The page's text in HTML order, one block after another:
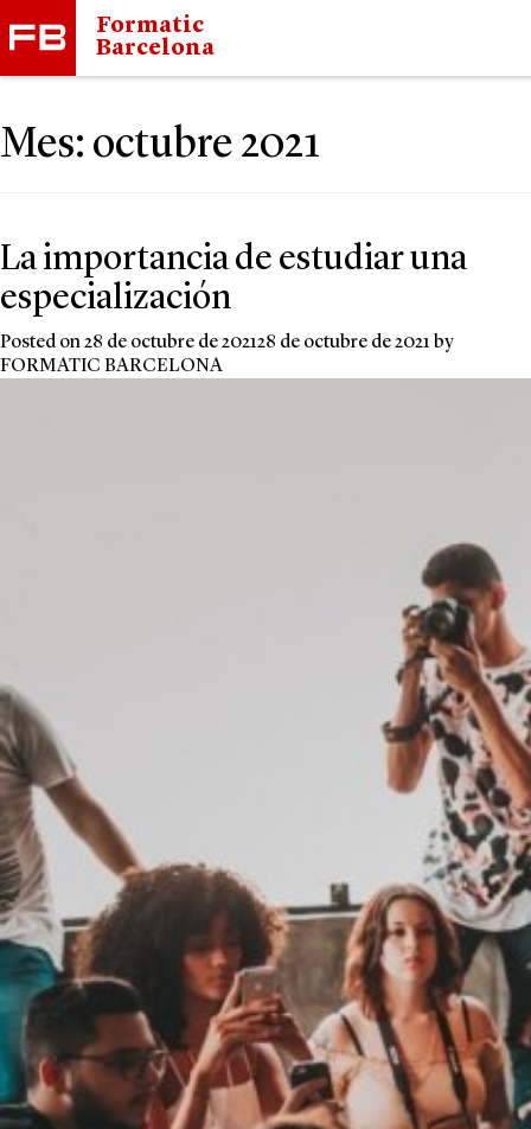
Formatic
Barcelona
Mes: octubre 2021
La importancia de estudiar una
especialización
Posted on28 de octubre de 202128 de octubre de 2021 by
FORMATIC BARCELONA